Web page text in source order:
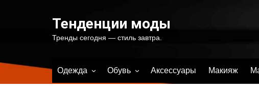
Тенденции моды
Тренды сегодня — стиль завтра.
Одежда Обувь Аксессуары Макияж